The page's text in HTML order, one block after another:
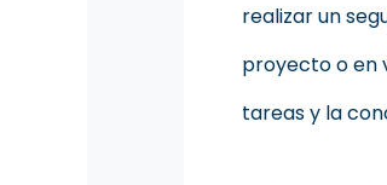
realizar un
proyecto o en
tareas y la